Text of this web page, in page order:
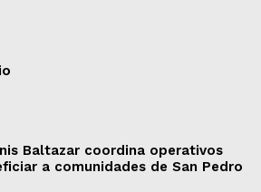
Baltazar coordina operativos
a comunidades de San Pedro